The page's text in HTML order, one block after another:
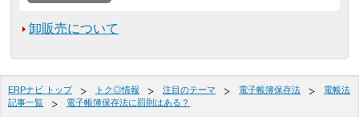
卸販売について
ERPナビ トップ トク◎情報 注目のテーマ 電子帳簿保存法
電帳法
記事一覧
電子帳簿保存法に罰則はある？